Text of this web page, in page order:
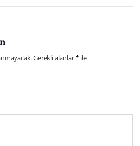
Gerekli alanlar* ile